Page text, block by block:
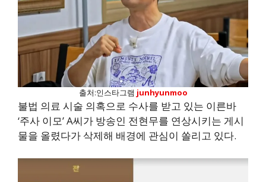
출처:인스타그램 junhyunmoo
불법 의료 시술 의혹으로 수사를 받고 있는 이른바
‘주사 이모’ A씨가 방송인 전현무를 연상시키는 게시
물을 올렸다가 삭제해 배경에 관심이 쏠리고 있다.